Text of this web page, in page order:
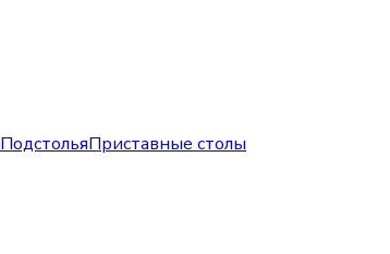
ПодстольяПриставные столы